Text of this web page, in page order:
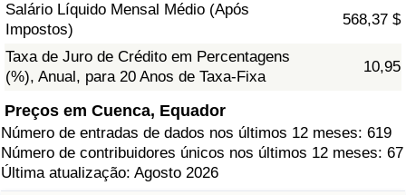
Salário Líquido Mensal Médio (Após
Impostos)
568,37 $
Taxa de Juro de Crédito em Percentagens
(%), Anual, para 20 Anos de Taxa-Fixa
10,95
Preços em Cuenca, Equador
Número de entradas de dados nos últimos 12 meses: 619
Número de contribuidores únicos nos últimos 12 meses: 67
Última atualização: Agosto 2026